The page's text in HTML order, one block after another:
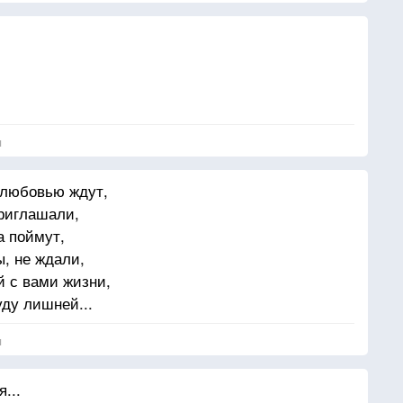
ждут,
поймут,
не ждали,
с вами жизни,
лишней...